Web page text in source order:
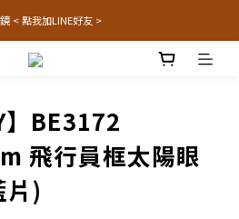
< 點我加LINE好友 >
】BE3172
飛行員框太陽眼
)